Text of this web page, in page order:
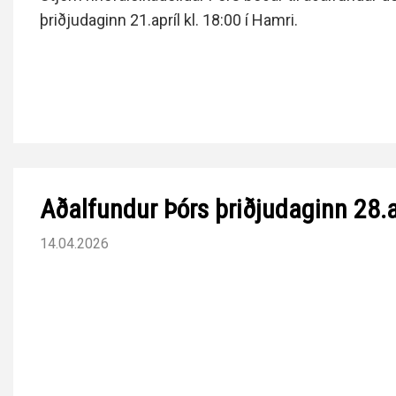
þriðjudaginn 21.apríl kl. 18:00 í Hamri.
Aðalfundur Þórs þriðjudaginn
14.04.2026